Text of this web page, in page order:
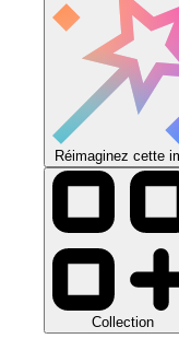
Réimaginez cette
Collection